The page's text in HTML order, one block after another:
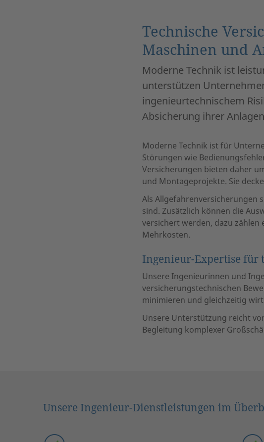
Technische
Maschinen und
Moderne Technik ist
unterstützen
ingenieurtechnischem
Absicherung ihrer
Moderne Technik ist für
Störungen wie
Versicherungen bieten daher
und Montageprojekte. Sie
Als Allgefahrenversicherungen
sind. Zusätzlich können die
versichert werden, dazu
Mehrkosten.
Ingenieur-Expertise für
Unsere Ingenieurinnen und
versicherungstechnischen
minimieren und gleichzeitig
Unsere Unterstützung reicht
Begleitung komplexer
Unsere Ingenieur-Dienstleistungen im